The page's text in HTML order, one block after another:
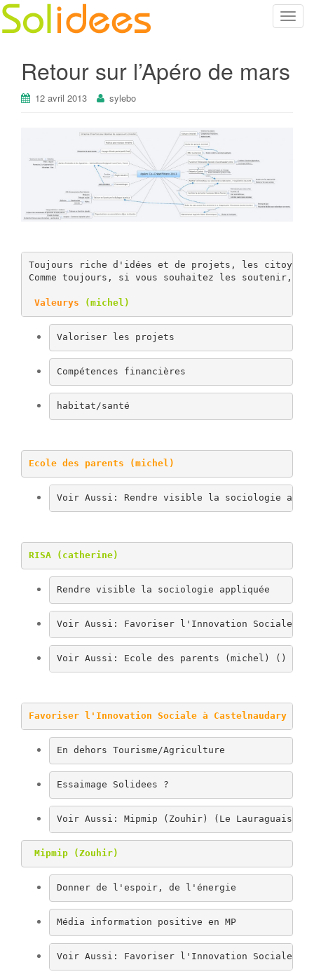
T
g
l
t
n
Retour sur l’Apéro de mars
12 avril 2013 sylebo
Toujours riche d'idées et de projets, les citoyens
Comme toujours, si vous souhaitez les soutenir,
Valeurys (michel)
Valoriser les projets
Compétences financières
habitat/santé
Ecole des parents (michel)
Voir Aussi: Rendre visible la sociologie
RISA (catherine)
Rendre visible la sociologie appliquée
Voir Aussi: Favoriser l'Innovation Sociale à
Voir Aussi: Ecole des parents (michel) ()
Favoriser l'Innovation Sociale à Castelnaudary
En dehors Tourisme/Agriculture
Essaimage Solidees ?
Voir Aussi: Mipmip (Zouhir) (Le Lauraguais),
Mipmip (Zouhir)
Donner de l'espoir, de l'énergie
Média information positive en MP
Voir Aussi: Favoriser l'Innovation Sociale à